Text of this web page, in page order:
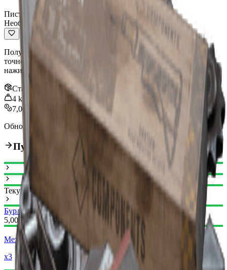
Пистолет
Необычный
Полуавтоматический пистолет с приличным уроном и
точностью. Можно стрелять так быстро, как вы можете
нажимать на курок.
Стак
4 kg
7,000
Обновлено
Путь улучшения
Текущий
Бурлетта I
Бурлетта II
5,000
Механические компоненты
x3